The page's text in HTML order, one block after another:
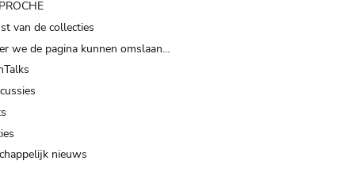
van de collecties
we de pagina kunnen omslaan…
nieuws